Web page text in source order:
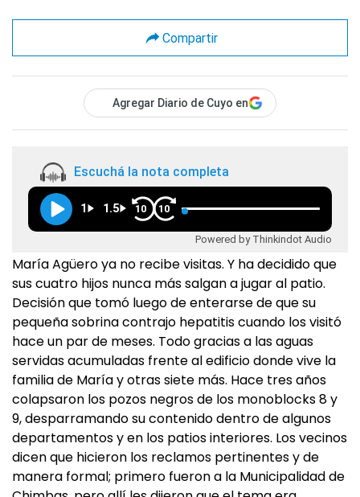
Compartir
Agregar Diario de Cuyo en
Escuchá la nota completa
1 1.5 10 10
Powered by Thinkindot Audio
María Agüero ya no recibe visitas. Y ha decidido que
sus cuatro hijos nunca más salgan a jugar al patio.
Decisión que tomó luego de enterarse de que su
pequeña sobrina contrajo hepatitis cuando los visitó
hace un par de meses. Todo gracias a las aguas
servidas acumuladas frente al edificio donde vive la
familia de María y otras siete más. Hace tres años
colapsaron los pozos negros de los monoblocks 8 y
9, desparramando su contenido dentro de algunos
departamentos y en los patios interiores. Los vecinos
dicen que hicieron los reclamos pertinentes y de
manera formal; primero fueron a la Municipalidad de